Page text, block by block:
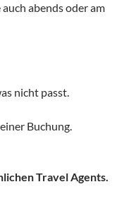
abends oder am
nicht passt.
Buchung.
Travel Agents.